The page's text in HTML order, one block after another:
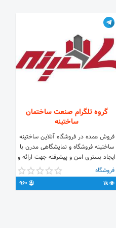
گروه تلگرام صنعت ساختمان
ساختینه
فروش عمده در فروشگاه آنلاین ساختینه
ساختینه فروشگاه و نمایشگاهی مدرن با
ایجاد بستری امن و پیشرفته جهت ارائه و
معرفی محصولات تولید کنندگان در زمینه
صنعت ، ساختمان ، تاسیسات ، ابزار
آلات و...جهت تسهیل و سرعت بخشی به
فروشگاه
1k
960